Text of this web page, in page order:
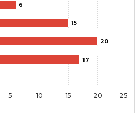
6
15
20
17
5 10 15 20 25